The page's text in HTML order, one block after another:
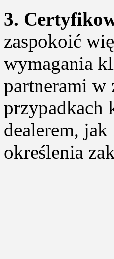
3.
zaspokoić
wymagania
partnerami w
przypadkach
dealerem,
określenia